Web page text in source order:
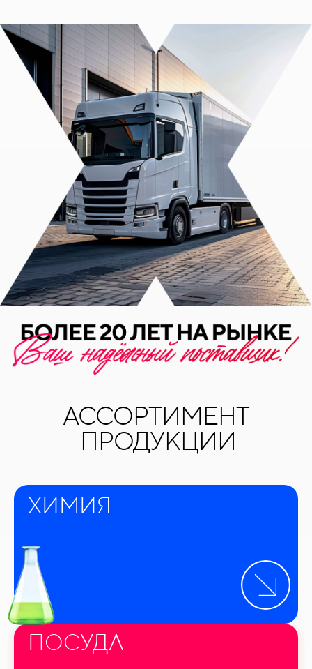
АССОРТИМЕНТ
ПРОДУКЦИИ
ХИМИЯ
ПОСУДА